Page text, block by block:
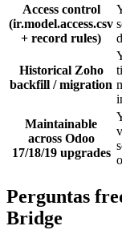
Access control
(ir.model.access.csv
+ record rules)
Historical Zoho
backfill / migration
Maintainable
across Odoo
17/18/19 upgrades
Perguntas
Bridge